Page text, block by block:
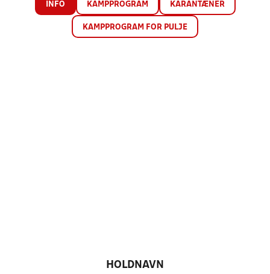
INFO KAMPPROGRAM KARANTÆNER
KAMPPROGRAM FOR PULJE
HOLDNAVN